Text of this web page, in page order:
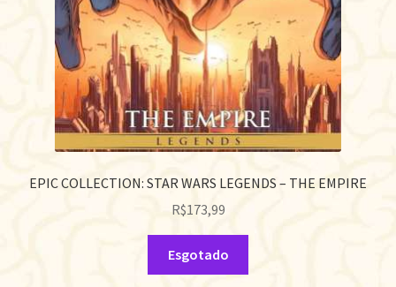
EPIC COLLECTION: STAR WARS LEGENDS – THE EMPIRE
R$173,99
Esgotado